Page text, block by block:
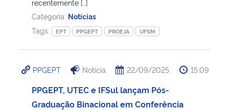
Ministério do Desenvolvimento Regional
Controladoria-Geral da União
Ministério da Mulher, da Família e dos Direitos Humanos
recentemente […]
Categoria: Notícias
Tags:
EPT PPGEPT PROEJA UFSM
PPGEPT Notícia 22/09/2025 15:09
PPGEPT, UTEC e IFSul lançam Pós-
Graduação Binacional em Conferência